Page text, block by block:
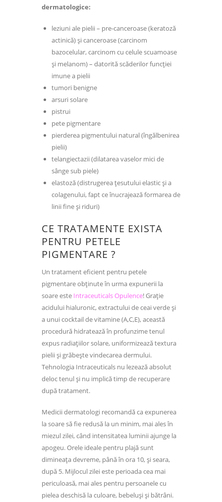
dermatologice:
leziuni ale pielii – pre-canceroase (keratoză
actinică) și canceroase (carcinom
bazocelular, carcinom cu celule scuamoase
și melanom) – datorită scăderilor funcției
imune a pielii
tumori benigne
arsuri solare
pistrui
pete pigmentare
pierderea pigmentului natural (îngălbenirea
pielii)
telangiectazii (dilatarea vaselor mici de
sânge sub piele)
elastoză (distrugerea țesutului elastic și a
colagenului, fapt ce înucrajează formarea de
linii fine și riduri)
CE TRATAMENTE EXISTA
PENTRU PETELE
PIGMENTARE ?
Un tratament eficient pentru petele
pigmentare obținute în urma expunerii la
soare este Intraceuticals Opulence! Grație
acidului hialuronic, extractului de ceai verde și
a unui cocktail de vitamine (A,C,E), această
procedură hidratează în profunzime tenul
expus radiațiilor solare, uniformizează textura
pielii și grăbește vindecarea dermului.
Tehnologia Intraceuticals nu lezează absolut
deloc tenul și nu implică timp de recuperare
după tratament.
Medicii dermatologi recomandă ca expunerea
la soare să fie redusă la un minim, mai ales în
miezul zilei, când intensitatea luminii ajunge la
apogeu. Orele ideale pentru plajă sunt
dimineața devreme, până în ora 10, și seara,
după 5. Mijlocul zilei este perioada cea mai
periculoasă, mai ales pentru persoanele cu
pielea deschisă la culoare, bebeluși și bătrâni.